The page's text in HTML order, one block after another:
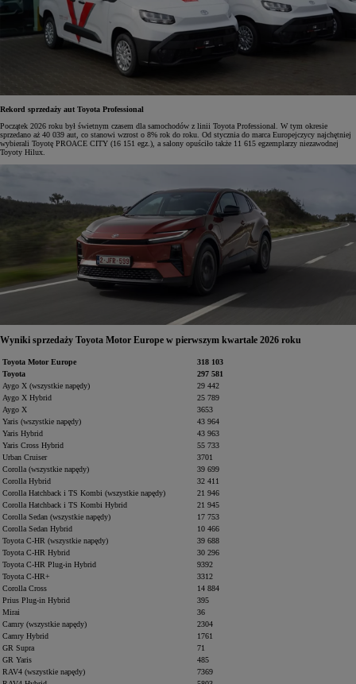
Rekord sprzedaży aut Toyota Professional
Początek 2026 roku był świetnym czasem dla samochodów z linii Toyota Professional. W tym okresie
sprzedano aż 40 039 aut, co stanowi wzrost o 8% rok do roku. Od stycznia do marca Europejczycy najchętniej
wybierali Toyotę PROACE CITY (16 151 egz.), a salony opuściło także 11 615 egzemplarzy niezawodnej
Toyoty Hilux.
Wyniki sprzedaży Toyota Motor Europe w pierwszym kwartale 2026 roku
Toyota Motor Europe
318 103
Toyota
297 581
Aygo X (wszystkie napędy)
29 442
Aygo X Hybrid
25 789
Aygo X
3653
Yaris (wszystkie napędy)
43 964
Yaris Hybrid
43 963
Yaris Cross Hybrid
55 733
Urban Cruiser
3701
Corolla (wszystkie napędy)
39 699
Corolla Hybrid
32 411
Corolla Hatchback i TS Kombi (wszystkie napędy)
21 946
Corolla Hatchback i TS Kombi Hybrid
21 945
Corolla Sedan (wszystkie napędy)
17 753
Corolla Sedan Hybrid
10 466
Toyota C-HR (wszystkie napędy)
39 688
Toyota C-HR Hybrid
30 296
Toyota C-HR Plug-in Hybrid
9392
Toyota C-HR+
3312
Corolla Cross
14 884
Prius Plug-in Hybrid
395
Mirai
36
Camry (wszystkie napędy)
2304
Camry Hybrid
1761
GR Supra
71
GR Yaris
485
RAV4 (wszystkie napędy)
7369